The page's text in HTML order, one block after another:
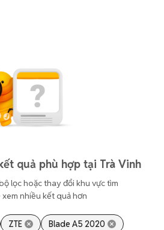
quả phù hợp tại Trà Vinh
lọc hoặc thay đổi khu vực tìm
xem nhiều kết quả hơn
ZTE Blade A5 2020